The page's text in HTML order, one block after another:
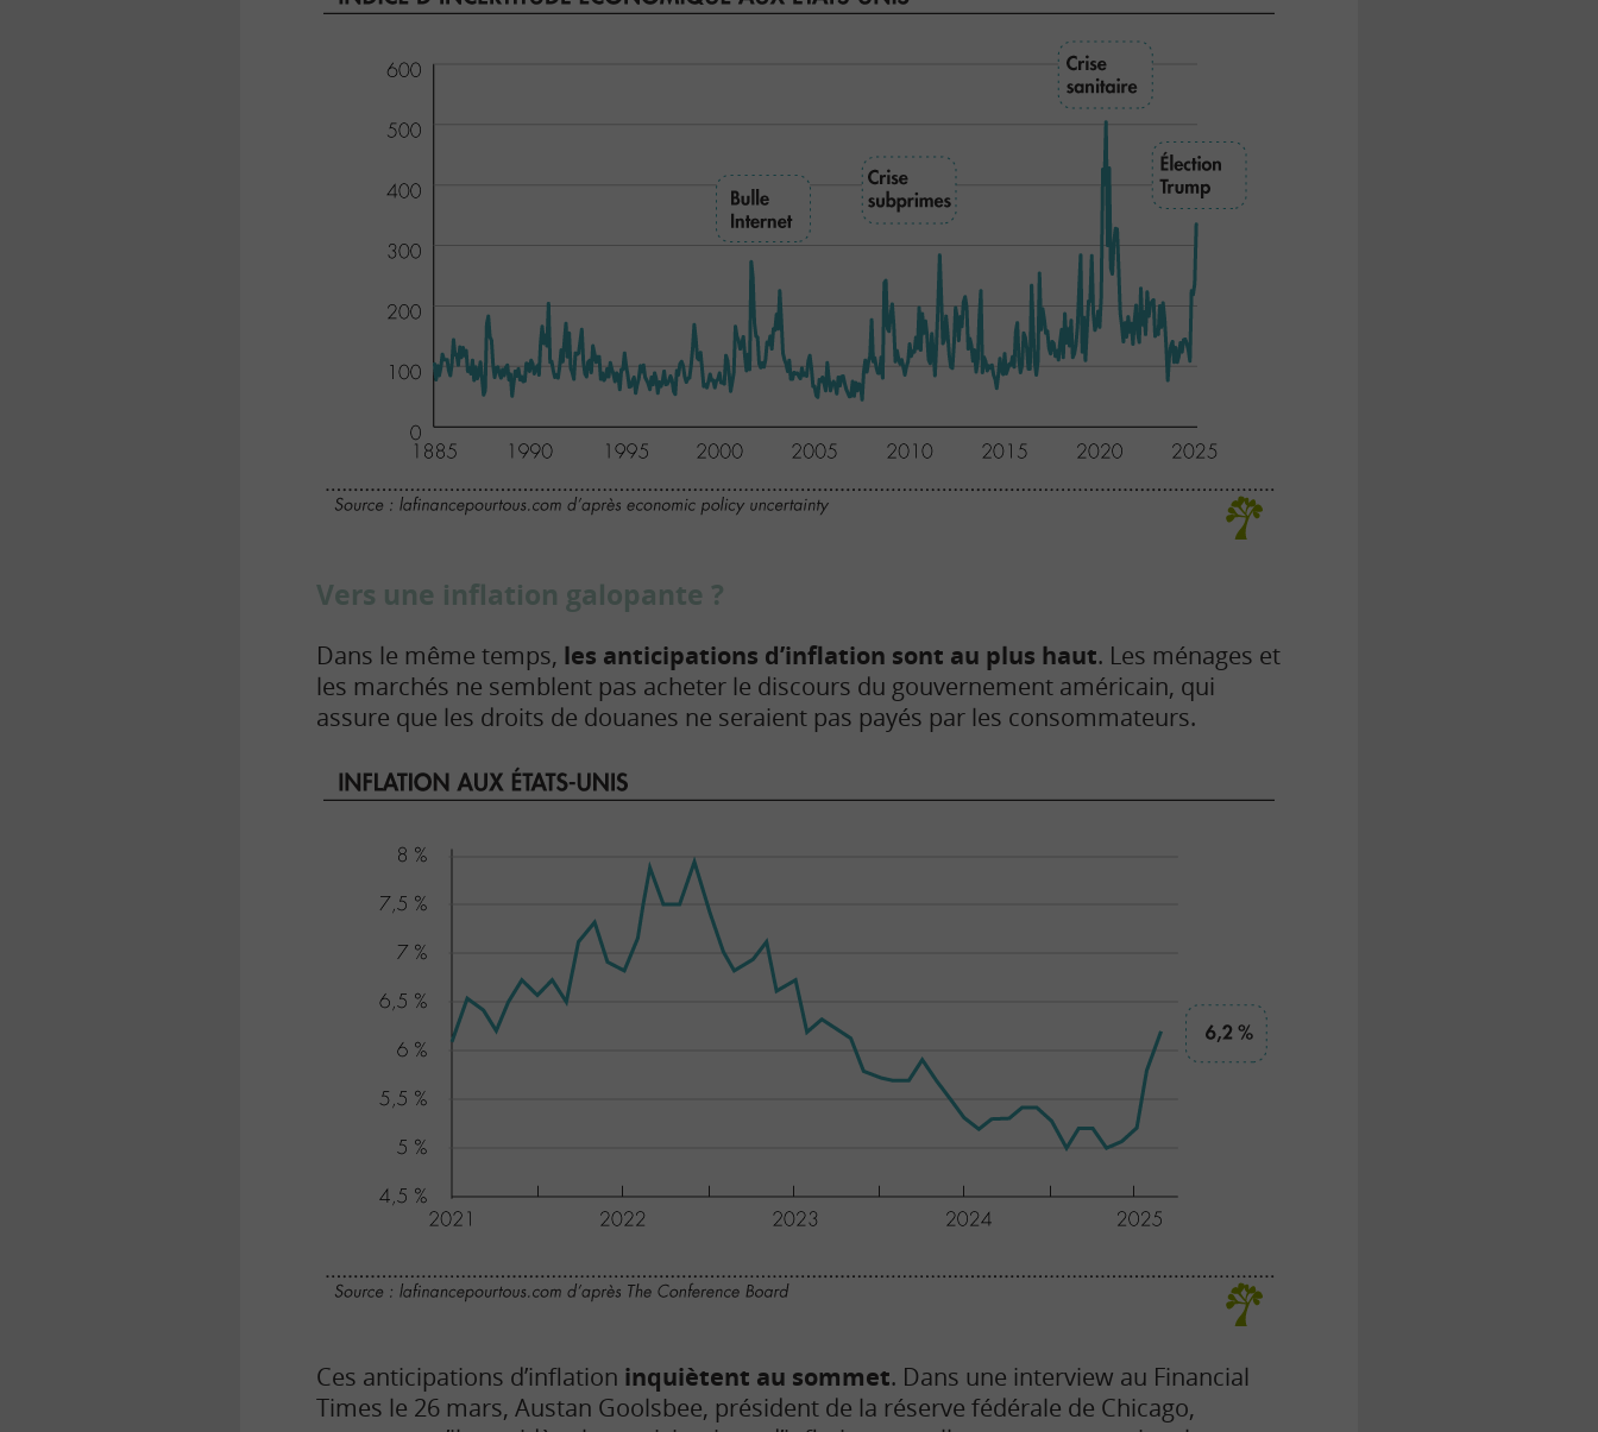
Vers une inflation galopante ?
Dans le même temps, les anticipations d’inflation sont au plus haut. Les ménages et
les marchés ne semblent pas acheter le discours du gouvernement américain, qui
assure que les droits de douanes ne seraient pas payés par les consommateurs.
Ces anticipations d’inflation inquiètent au sommet. Dans une interview au Financial
Times le 26 mars, Austan Goolsbee, président de la réserve fédérale de Chicago,